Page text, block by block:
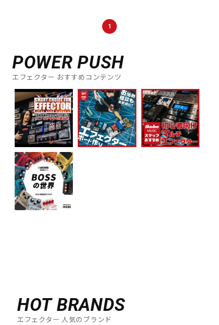
中古
1
POWER PUSH
エフェクター おすすめコンテンツ
HOT BRANDS
エフェクター 人気のブランド